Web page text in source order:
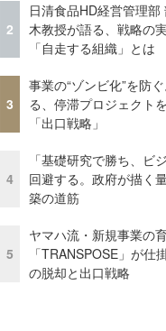
2
日清食品HD経営管理
木教授が語る、戦略の
「自走する組織」とは
3
事業の“ゾンビ化”を防
る、停滞プロジェクト
「出口戦略」
4
「基礎研究で勝ち、ビ
回避する。政府が描く
築の道筋
5
ヤマハ流・新規事業の育
「TRANSPOSE」が仕
の脱却と出口戦略